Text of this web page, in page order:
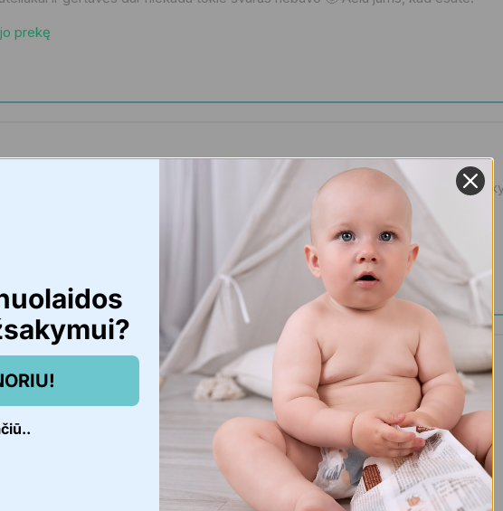
prekę
galima isplauti net ir sunkiai prieinamas vietas. Ne tik grazus ir labai
netik vaikui , bet ir siauriems indams 🙂